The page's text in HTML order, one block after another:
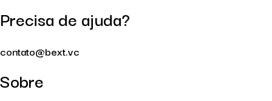
Precisa de ajuda?
contato@bext.vc
Sobre